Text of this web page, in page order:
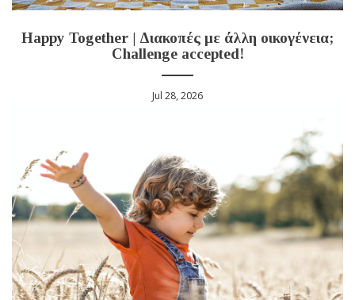
Happy Together | Διακοπές με άλλη οικογένεια;
Challenge accepted!
Jul 28, 2026